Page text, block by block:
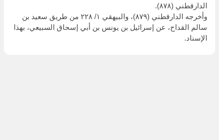
الدارقطني (٨٧٨).
وأخرجه الدارقطني (٨٧٩)، والبيهقي ١/ ٢٢٨ من طريق سعيد بن
سالم القداح، عن إسرائيل بن يونس بن أبي إسحاق السبيعي، بهذا
الإسناد.